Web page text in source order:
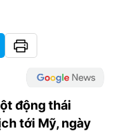
động thái
tới Mỹ, ngày